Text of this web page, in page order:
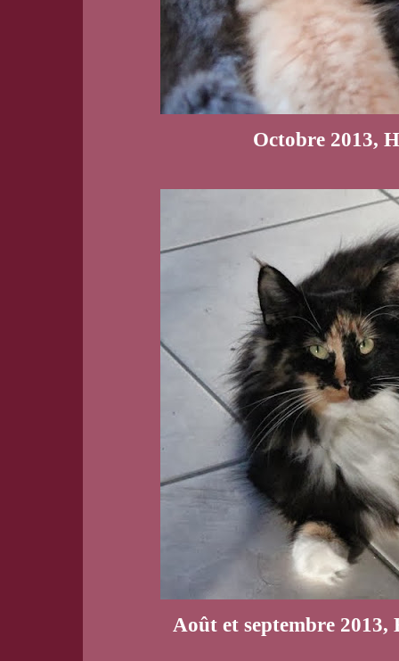
Octobre 2013,
Août et septembre 2013,